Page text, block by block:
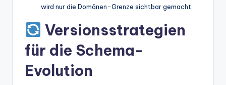
wird nur die Domänen-Grenze sichtbar gemacht.
Versionsstrategien
für die Schema-
Evolution